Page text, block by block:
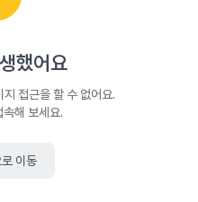
했어요
접근을 할 수 없어요.
속해 보세요.
이동